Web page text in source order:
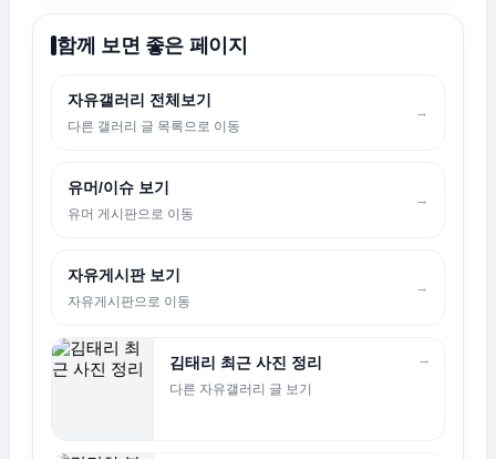
함께 보면 좋은 페이지
자유갤러리 전체보기
다른 갤러리 글 목록으로 이동
→
유머/이슈 보기
유머 게시판으로 이동
→
자유게시판 보기
자유게시판으로 이동
→
김태리 최근 사진 정리
다른 자유갤러리 글 보기
→